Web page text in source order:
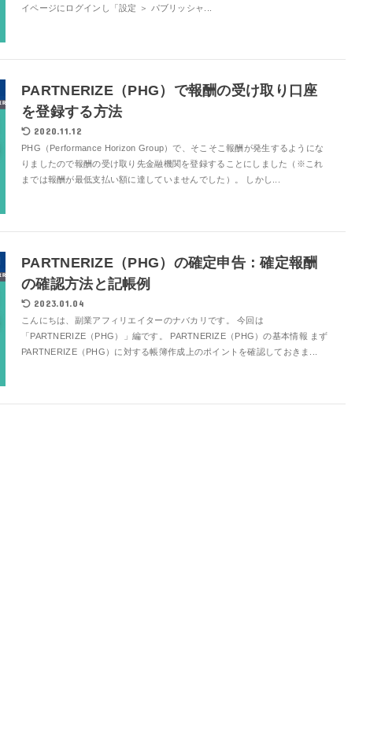
イページにログインし「設定 ＞ パブリッシャ...
PARTNERIZE（PHG）で報酬の受け取り口座
を登録する方法
2020.11.12
PHG（Performance Horizon Group）で、そこそこ報酬が発生するようにな
りましたので報酬の受け取り先金融機関を登録することにしました（※これ
までは報酬が最低支払い額に達していませんでした）。 しかし...
PARTNERIZE（PHG）の確定申告：確定報酬
の確認方法と記帳例
2023.01.04
こんにちは、副業アフィリエイターのナバカリです。 今回は
「PARTNERIZE（PHG）」編です。 PARTNERIZE（PHG）の基本情報 まず
PARTNERIZE（PHG）に対する帳簿作成上のポイントを確認しておきま...